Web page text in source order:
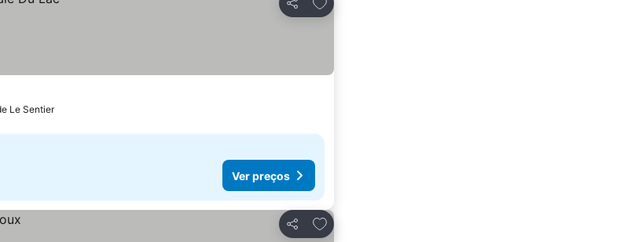
Partilhar
Le Sentier
Ver preços
Partilhar
Adicionar aos favoritos